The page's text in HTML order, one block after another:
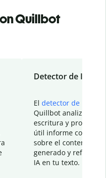
Quillbot
Detector de IA
El detector de IA
Quillbot analiza tu
escritura y
útil informe con
sobre el contenido
generado y refinado
IA en tu texto.